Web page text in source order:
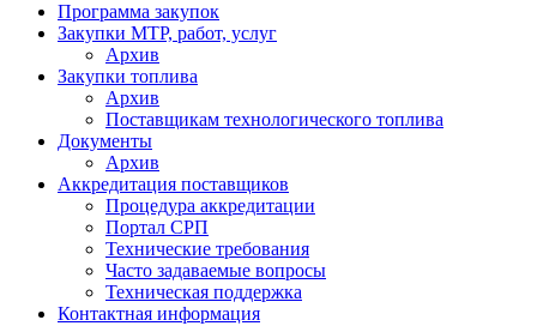
Программа закупок
Закупки МТР, работ, услуг
Архив
Закупки топлива
Архив
Поставщикам технологического топлива
Документы
Архив
Аккредитация поставщиков
Процедура аккредитации
Портал СРП
Технические требования
Часто задаваемые вопросы
Техническая поддержка
Контактная информация